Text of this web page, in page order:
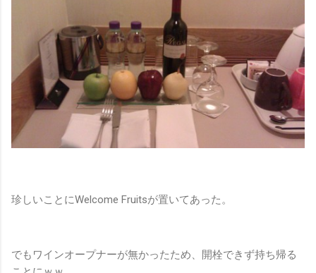
珍しいことにWelcome Fruitsが置いてあった。
でもワインオープナーが無かったため、開栓できず持ち帰る